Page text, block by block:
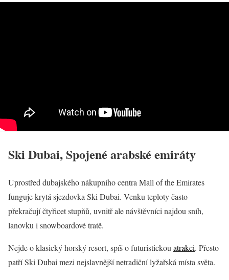
Ski Dubai, Spojené arabské emiráty
Uprostřed dubajského nákupního centra Mall of the Emirates
funguje krytá sjezdovka Ski Dubai. Venku teploty často
překračují čtyřicet stupňů, uvnitř ale návštěvníci najdou sníh,
lanovku i snowboardové tratě.
Nejde o klasický horský resort, spíš o futuristickou atrakci. Přesto
patří Ski Dubai mezi nejslavnější netradiční lyžařská místa světa.